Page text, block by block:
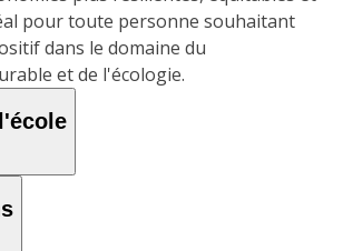
pour toute personne souhaitant
dans le domaine du
et de l'écologie.